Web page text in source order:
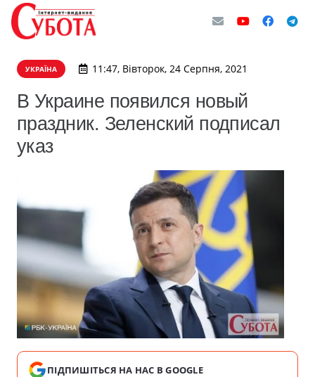
УКРАЇНА 11:47, Вівторок, 24 Серпня, 2021
В Украине появился новый
праздник. Зеленский подписал
указ
ПІДПИШІТЬСЯ НА НАС В GOOGLE